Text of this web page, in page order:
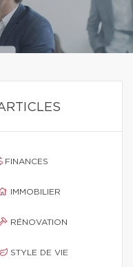
FINANCES
IMMOBILIER
RÉNOVATION
STYLE DE VIE